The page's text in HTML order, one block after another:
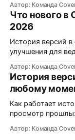
Автор: Команда
Что нового в
2026
История версий
улучшения для
маркетологами
Автор: Команда
История
любому
Как работает
просмотр
Разбираем на
Автор: Команда